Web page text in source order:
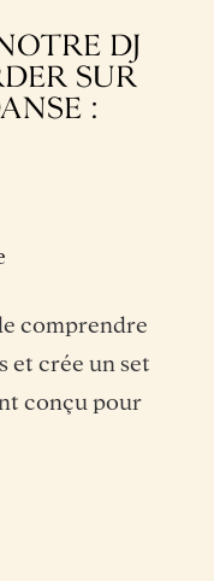
DJ
SUR
:
comprendre
et crée un set
conçu pour